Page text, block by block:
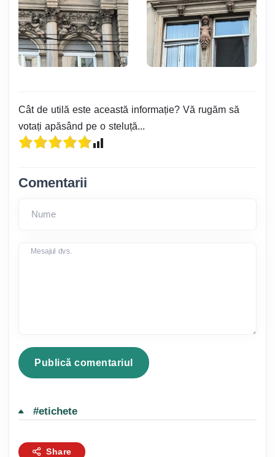
Cât de utilă este această informație? Vă rugăm să
votați apăsând pe o steluță...
Comentarii
Nume
Mesajul dvs.
#etichete
Share